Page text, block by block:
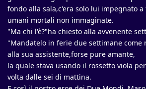
fondo alla sala,c'era solo lui impegnato a
umani mortali non immaginate.
"Ma chi l'è?"ha chiesto alla avvenente
"Mandatelo in ferie due settimane
alla sua assistente,forse pure amante,
la quale stava usando il rossetto viola
volta dalle sei di mattina.